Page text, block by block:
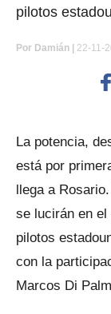
pilotos
Por Damián | 22-11-
La potencia,
está por
llega a
se lucirán en el
pilotos
con la
Marcos Di